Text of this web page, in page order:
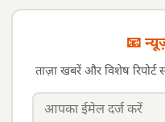
📧
ताज़ा खबरें और विशेष